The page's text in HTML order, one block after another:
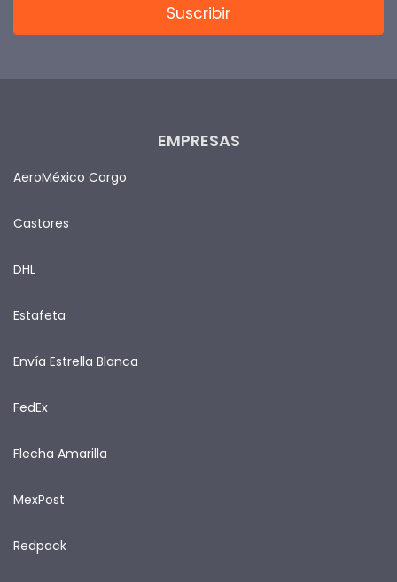
EMPRESAS
AeroMéxico Cargo
Castores
DHL
Estafeta
Envía Estrella Blanca
FedEx
Flecha Amarilla
MexPost
Redpack